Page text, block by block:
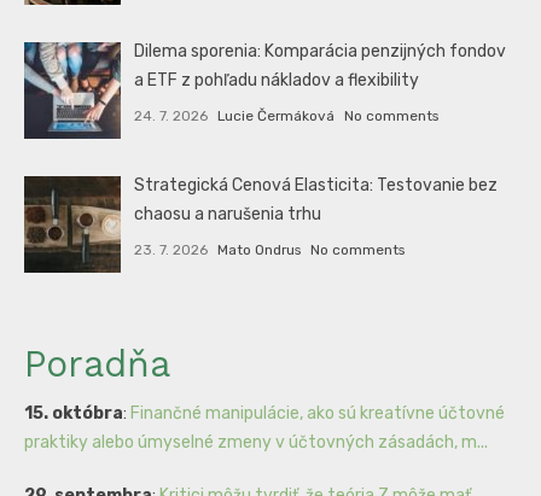
Dilema sporenia: Komparácia penzijných fondov
a ETF z pohľadu nákladov a flexibility
24. 7. 2026 Lucie Čermáková No comments
Strategická Cenová Elasticita: Testovanie bez
chaosu a narušenia trhu
23. 7. 2026 Mato Ondrus No comments
Poradňa
15. októbra: Finančné manipulácie, ako sú kreatívne účtovné
praktiky alebo úmyselné zmeny v účtovných zásadách, m...